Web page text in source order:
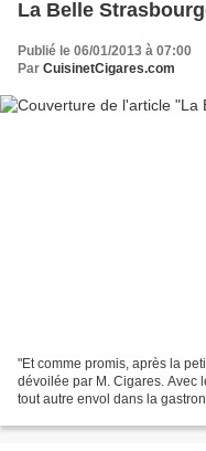
La Belle
Publié le 06/01/2013 à 07:00
Par CuisinetCigares.com
"Et comme promis, après la
dévoilée par M. Cigares. Avec
tout autre envol dans la